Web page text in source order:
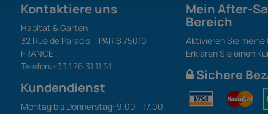
Kontaktiere uns
Habitat & Garten
32 Rue de Paradis – PARIS 75010
FRANCE
Telefon:+33 1 76 31 11 61
Kundendienst
Montag bis Donnerstag: 9.00 - 17.00
Mein After-
Bereich
Aktivieren Sie meine
Erklären Sie einen
Sichere